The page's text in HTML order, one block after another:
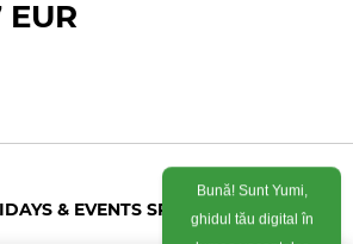
& EVENTS SRL 2026
Bună! Sunt Yumi,
ghidul tău digital în